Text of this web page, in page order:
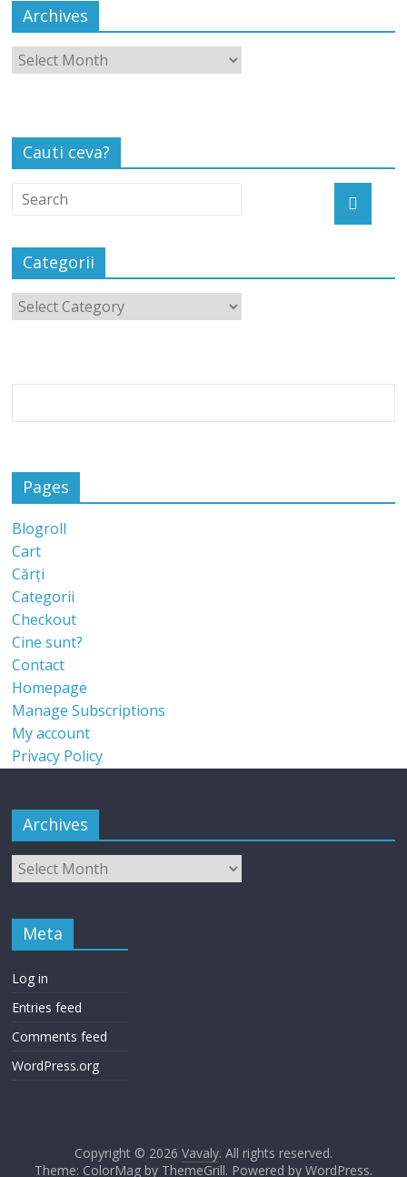
Archives
Cauti ceva?
Categorii
Pages
Blogroll
Cart
Cărți
Categorii
Checkout
Cine sunt?
Contact
Homepage
Manage Subscriptions
My account
Privacy Policy
Archives
Meta
Log in
Entries feed
Comments feed
WordPress.org
Copyright © 2026 Vavaly. All rights reserved.
Theme: ColorMag by ThemeGrill. Powered by WordPress.